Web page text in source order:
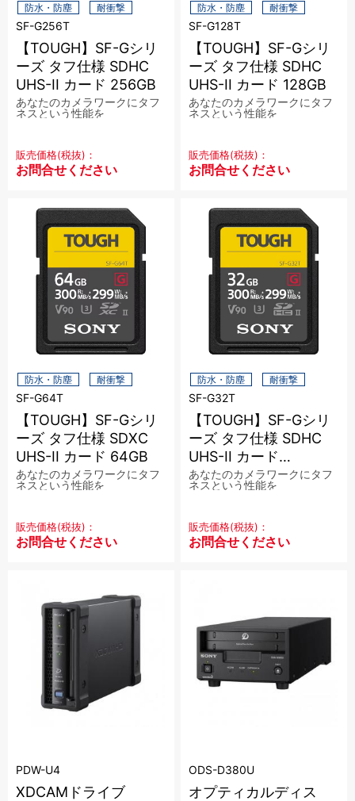
アクセサリ・サプライ
フィルム ケース ケーブル その他
CLOSE
CLOSE
当サイトについて
会社概要
特定商取引に関する法律に基づく表記
プライバシーポリシー
防水・防塵 耐衝撃
SF-G256T
【TOUGH】SF-Gシリ
ーズ タフ仕様 SDHC
UHS-II カード 256GB
あなたのカメラワークにタフ
ネスという性能を
販売価格(税抜)：
お問合せください
防水・防塵 耐衝撃
SF-G128T
【TOUGH】SF-Gシリ
ーズ タフ仕様 SDHC
UHS-II カード 128GB
あなたのカメラワークにタフ
ネスという性能を
販売価格(税抜)：
お問合せください
防水・防塵 耐衝撃
SF-G64T
【TOUGH】SF-Gシリ
ーズ タフ仕様 SDXC
UHS-II カード 64GB
あなたのカメラワークにタフ
ネスという性能を
販売価格(税抜)：
お問合せください
防水・防塵 耐衝撃
SF-G32T
【TOUGH】SF-Gシリ
ーズ タフ仕様 SDHC
UHS-II カード
32GB【販売終了】
あなたのカメラワークにタフ
ネスという性能を
販売価格(税抜)：
お問合せください
PDW-U4
XDCAMドライブ
ODS-D380U
オプティカルディス